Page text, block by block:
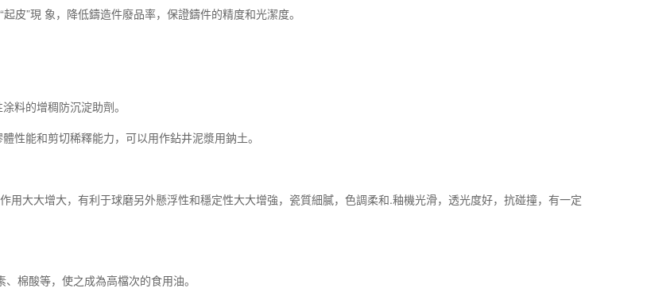
”現 象，降低鑄造件廢品率，保證鑄件的精度和光潔度。
的增稠防沉淀助劑。
性能和剪切稀釋能力，可以用作鉆井泥漿用鈉土。
大大增大，有利于球磨另外懸浮性和穩定性大大增強，瓷質細膩，色調柔和.釉機光滑，透光度好，抗碰撞，有一定
棉酸等，使之成為高檔次的食用油。